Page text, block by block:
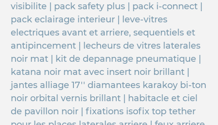
visibilite | pack safety plus | pack i-connect |
pack eclairage interieur | leve-vitres
electriques avant et arriere, sequentiels et
antipincement | lecheurs de vitres laterales
noir mat | kit de depannage pneumatique |
katana noir mat avec insert noir brillant |
jantes alliage 17'' diamantees karakoy bi-ton
noir orbital vernis brillant | habitacle et ciel
de pavillon noir | fixations isofix top tether